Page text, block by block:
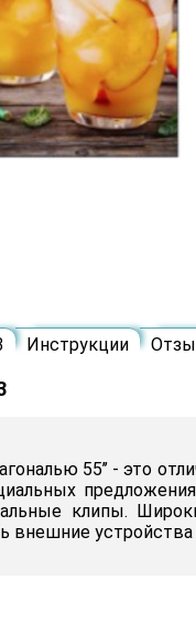
Инструкции
55’’ - это
клипы.
внешние